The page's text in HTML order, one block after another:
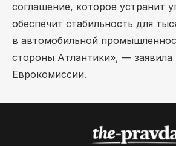
соглашение, которое устранит
обеспечит стабильность для
в автомобильной
стороны Атлантики», — заявила
Еврокомиссии.